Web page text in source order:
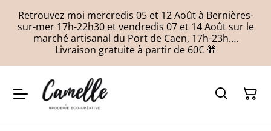
Retrouvez moi mercredis 05 et 12 Août à Bernières-
sur-mer 17h-22h30 et vendredis 07 et 14 Août sur le
marché artisanal du Port de Caen, 17h-23h….
Livraison gratuite à partir de 60€ 🎁